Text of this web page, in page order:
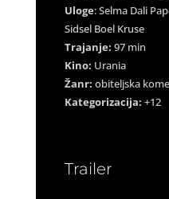
Uloge: Selma Dali
Sidsel Boel Kruse
Trajanje: 97 min
Kino: Urania
Žanr: obiteljska
Kategorizacija: +12
Trailer